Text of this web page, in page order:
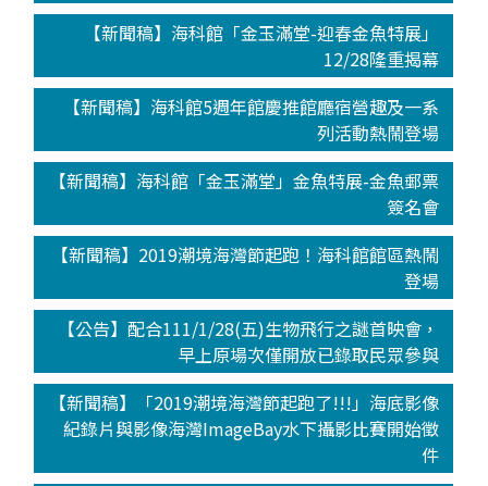
【新聞稿】海科館「金玉滿堂-迎春金魚特展」
12/28隆重揭幕
【新聞稿】海科館5週年館慶推館廳宿營趣及一系
列活動熱鬧登場
【新聞稿】海科館「金玉滿堂」金魚特展-金魚郵票
簽名會
【新聞稿】2019潮境海灣節起跑！海科館館區熱鬧
登場
【公告】配合111/1/28(五)生物飛行之謎首映會，
早上原場次僅開放已錄取民眾參與
【新聞稿】「2019潮境海灣節起跑了!!!」海底影像
紀錄片與影像海灣ImageBay水下攝影比賽開始徵
件